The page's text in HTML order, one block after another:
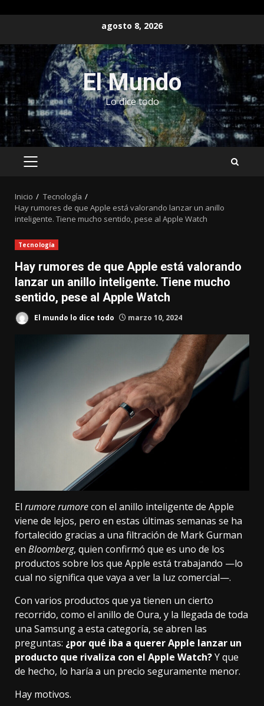
contenido
agosto 8, 2026
El Mundo
Lo dice todo
MENÚ
Inicio
Tecnología
Hay rumores de que Apple está valorando lanzar un anillo
inteligente. Tiene mucho sentido, pese al Apple Watch
Tecnología
Hay rumores de que Apple está valorando
lanzar un anillo inteligente. Tiene mucho
sentido, pese al Apple Watch
El mundo lo dice todo marzo 10, 2024
El rumore rumorecon el anillo inteligente de Apple
viene de lejos, pero en estas últimas semanas se ha
fortalecido gracias a una filtración de Mark Gurman
en Bloomberg, quien confirmó que es uno de los
productos sobre los que Apple está trabajando —lo
cual no significa que vaya a ver la luz comercial—.
Con varios productos que ya tienen un cierto
recorrido, como el anillo de Oura, y la llegada de toda
una Samsung a esta categoría, se abren las
preguntas: ¿por qué iba a querer Apple lanzar un
producto que rivaliza con el Apple Watch?Y que
de hecho, lo haría a un precio seguramente menor.
Hay motivos.